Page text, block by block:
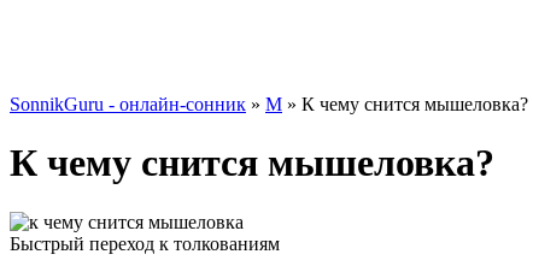
SonnikGuru - онлайн-сонник » М » К чему снится мышеловка?
К чему снится мышеловка?
Быстрый переход к толкованиям